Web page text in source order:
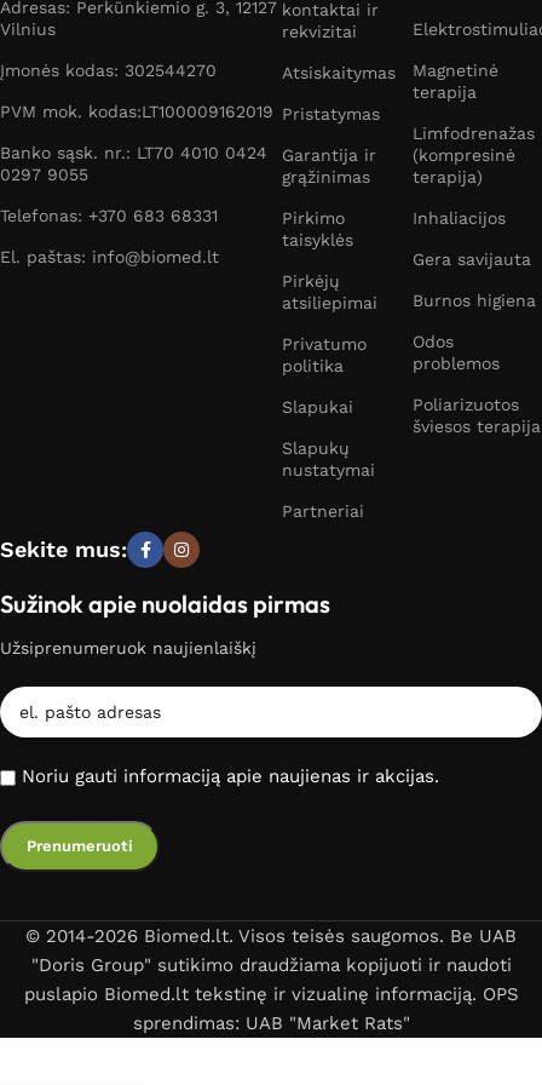
Adresas: Perkūnkiemio g. 3, 12127
Vilnius
Įmonės kodas: 302544270
PVM mok. kodas:LT100009162019
Banko sąsk. nr.: LT70 4010 0424
0297 9055
Telefonas: +370 683 68331
El. paštas: info@biomed.lt
kontaktai ir
rekvizitai
Atsiskaitymas
Pristatymas
Garantija ir
grąžinimas
Pirkimo
taisyklės
Pirkėjų
atsiliepimai
Privatumo
politika
Slapukai
Slapukų
nustatymai
Partneriai
Magnetinė
terapija
Limfodrenažas
(kompresinė
terapija)
Inhaliacijos
Gera savijauta
Burnos higiena
Odos
problemos
Poliarizuotos
šviesos terapija
Sekite mus:
Sužinok apie nuolaidas pirmas
Užsiprenumeruok naujienlaiškį
Noriu gauti informaciją apie naujienas ir akcijas.
© 2014-2026 Biomed.lt. Visos teisės saugomos. Be UAB
"Doris Group" sutikimo draudžiama kopijuoti ir naudoti
puslapio Biomed.lt tekstinę ir vizualinę informaciją. OPS
sprendimas: UAB "Market Rats"